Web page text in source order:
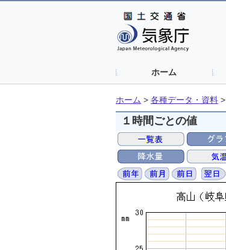
ホーム
ホーム > 各種データ・資料 >
１時間ごとの値